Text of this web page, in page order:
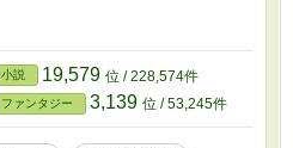
小説 19,579 位 / 228,574件
ファンタジー 3,139 位 / 53,245件